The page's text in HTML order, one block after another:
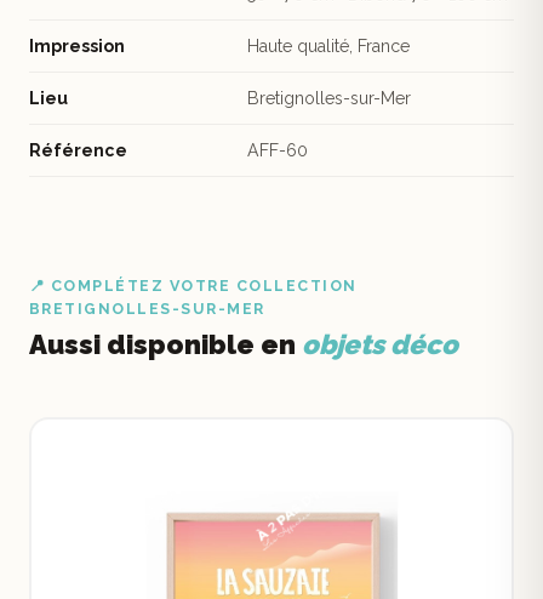
Impression Haute qualité, France
Lieu Bretignolles-sur-Mer
Référence AFF-60
📍 COMPLÉTEZ VOTRE COLLECTION
BRETIGNOLLES-SUR-MER
Aussi disponible en objets déco